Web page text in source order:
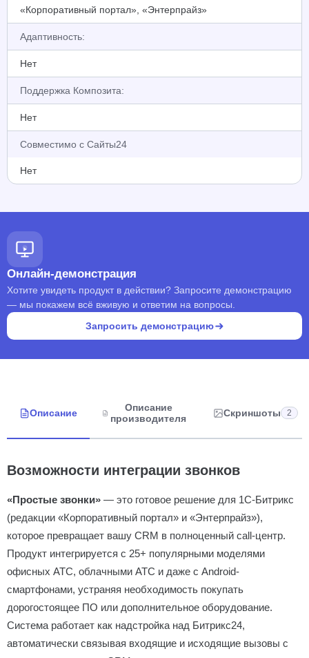
«Корпоративный портал», «Энтерпрайз»
Адаптивность:
Нет
Поддержка Композита:
Нет
Совместимо с Сайты24
Нет
Онлайн-демонстрация
Хотите увидеть продукт в действии? Запросите демонстрацию
— мы покажем всё вживую и ответим на вопросы.
Запросить демонстрацию
Описание
Описание
производителя
Скриншоты 2
Возможности интеграции звонков
«Простые звонки» — это готовое решение для 1С-Битрикс
(редакции «Корпоративный портал» и «Энтерпрайз»),
которое превращает вашу CRM в полноценный call-центр.
Продукт интегрируется с 25+ популярными моделями
офисных АТС, облачными АТС и даже с Android-
смартфонами, устраняя необходимость покупать
дорогостоящее ПО или дополнительное оборудование.
Система работает как надстройка над Битрикс24,
автоматически связывая входящие и исходящие вызовы с